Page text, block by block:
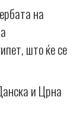
на
што ќе се
и Црна